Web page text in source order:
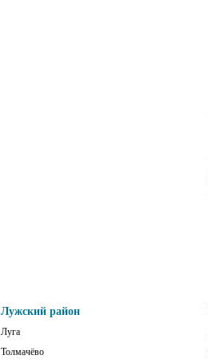
Лужский район
Луга
Толмачёво